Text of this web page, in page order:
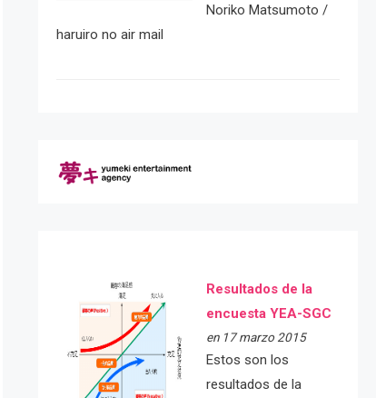
Noriko Matsumoto /
haruiro no air mail
Resultados de la
encuesta YEA-SGC
en 17 marzo 2015
Estos son los
resultados de la